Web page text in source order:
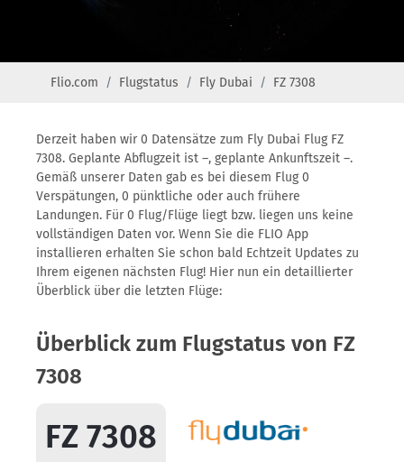
Flio.com Flugstatus Fly Dubai FZ 7308
Derzeit haben wir 0 Datensätze zum Fly Dubai Flug FZ
7308. Geplante Abflugzeit ist –, geplante Ankunftszeit –.
Gemäß unserer Daten gab es bei diesem Flug 0
Verspätungen, 0 pünktliche oder auch frühere
Landungen. Für 0 Flug/Flüge liegt bzw. liegen uns keine
vollständigen Daten vor. Wenn Sie die FLIO App
installieren erhalten Sie schon bald Echtzeit Updates zu
Ihrem eigenen nächsten Flug! Hier nun ein detaillierter
Überblick über die letzten Flüge:
Überblick zum Flugstatus von FZ
7308
FZ 7308